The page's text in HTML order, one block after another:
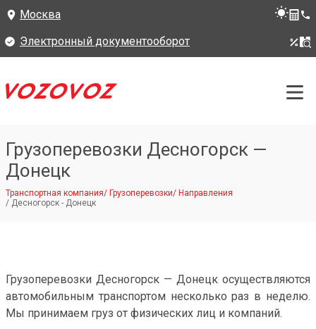
Москва
Электронный документооборот
Грузоперевозки Десногорск —
Донецк
Транспортная компания/ Грузоперевозки/ Направления
/ Десногорск - Донецк
Грузоперевозки Десногорск — Донецк осуществляются
автомобильным транспортом несколько раз в неделю.
Мы принимаем груз от физических лиц и компаний.